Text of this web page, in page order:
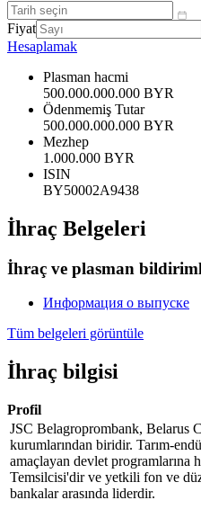
Fiyat
Hesaplamak
Plasman hacmi
500.000.000.000 BYR
Ödenmemiş Tutar
500.000.000.000 BYR
Mezhep
1.000.000 BYR
ISIN
BY50002A9438
İhraç Belgeleri
İhraç ve plasman
Информация о выпуске
Tüm belgeleri görüntüle
İhraç bilgisi
Profil
JSC Belagroprombank, Belarus
kurumlarından biridir. Tarım-
amaçlayan devlet programlarına
Temsilcisi'dir ve yetkili fon ve
bankalar arasında liderdir.